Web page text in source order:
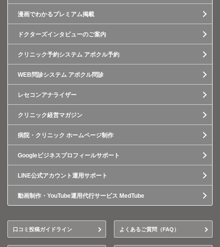
漫画でわかるプレミアム掲載
ドクターズインタビューのご案内
クリニック予約システム アポクル予約
WEB問診システム アポクル問診
レセコンアナライザー
クリニック経営マガジン
病院・クリニック ホームページ制作
Googleビジネスプロフィールサポート
LINE公式アカウント運用サポート
動画制作・YouTube運用代行サービス MedTube
口コミ投稿ガイドライン よくあるご質問（FAQ）